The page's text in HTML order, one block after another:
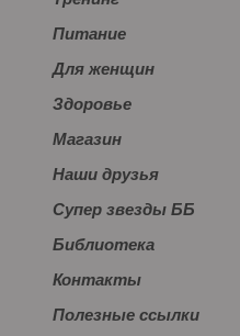
Питание
Для женщин
Здоровье
Магазин
Наши друзья
Супер звезды ББ
Библиотека
Контакты
Полезные ссылки